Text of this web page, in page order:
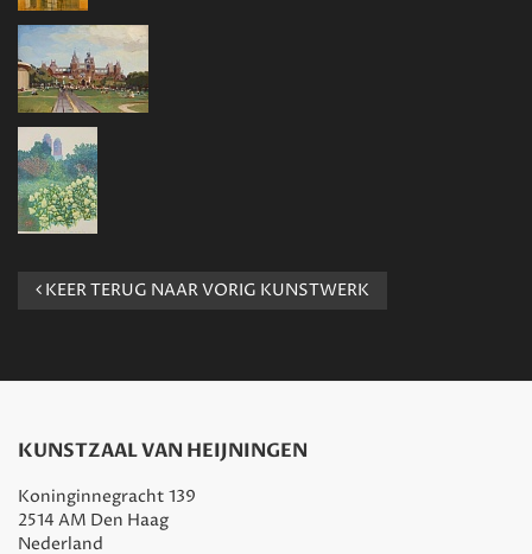
KEER TERUG NAAR VORIG KUNSTWERK
KUNSTZAAL VAN HEIJNINGEN
Koninginnegracht 139
2514 AM Den Haag
Nederland